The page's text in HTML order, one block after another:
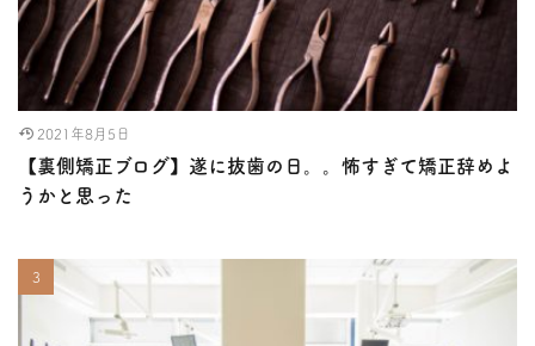
2021年8月5日
【裏側矯正ブログ】遂に抜歯の日。。怖すぎて矯正辞めよ
うかと思った